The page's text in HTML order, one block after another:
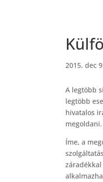
2015. dec
A legtöbb
legtöbb
hivatalos
megoldani.
Íme, a